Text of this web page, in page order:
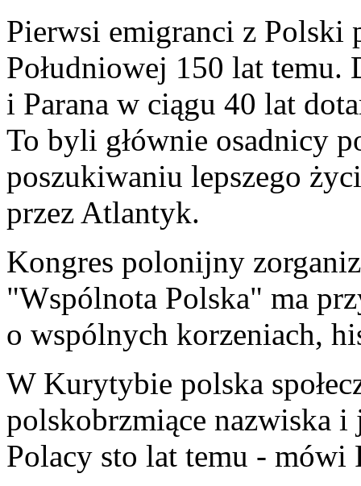
Pierwsi emigranci z
Południowej 150 lat temu.
i Parana w ciągu 40 lat
To byli głównie osadnicy
poszukiwaniu lepszego
przez Atlantyk.
Kongres polonijny
"Wspólnota Polska" ma
o wspólnych korzeniach,
W Kurytybie polska
polskobrzmiące nazwiska
Polacy sto lat temu - mówi